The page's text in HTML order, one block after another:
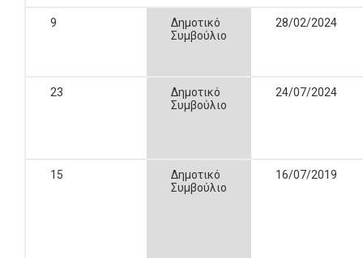
9
Δημοτικό
Συμβούλιο
28/02/2024
23
Δημοτικό
Συμβούλιο
24/07/2024
15
Δημοτικό
Συμβούλιο
16/07/2019